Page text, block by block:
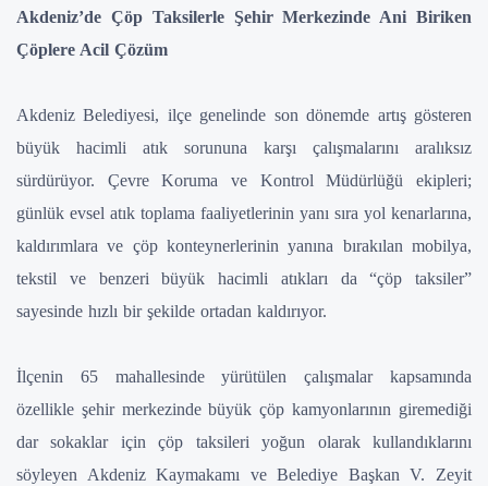
Akdeniz’de Çöp Taksilerle Şehir Merkezinde Ani Biriken
Çöplere Acil Çözüm
Akdeniz Belediyesi, ilçe genelinde son dönemde artış gösteren
büyük hacimli atık sorununa karşı çalışmalarını aralıksız
sürdürüyor. Çevre Koruma ve Kontrol Müdürlüğü ekipleri;
günlük evsel atık toplama faaliyetlerinin yanı sıra yol kenarlarına,
kaldırımlara ve çöp konteynerlerinin yanına bırakılan mobilya,
tekstil ve benzeri büyük hacimli atıkları da “çöp taksiler”
sayesinde hızlı bir şekilde ortadan kaldırıyor.
İlçenin 65 mahallesinde yürütülen çalışmalar kapsamında
özellikle şehir merkezinde büyük çöp kamyonlarının giremediği
dar sokaklar için çöp taksileri yoğun olarak kullandıklarını
söyleyen Akdeniz Kaymakamı ve Belediye Başkan V. Zeyit